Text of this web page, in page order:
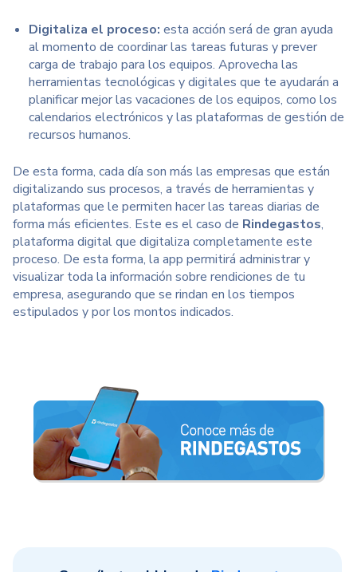
Digitaliza el proceso: esta acción será de gran ayuda
al momento de coordinar las tareas futuras y prever
carga de trabajo para los equipos. Aprovecha las
herramientas tecnológicas y digitales que te ayudarán a
planificar mejor las vacaciones de los equipos, como los
calendarios electrónicos y las plataformas de gestión de
recursos humanos.
De esta forma, cada día son más las empresas que están
digitalizando sus procesos, a través de herramientas y
plataformas que le permiten hacer las tareas diarias de
forma más eficientes. Este es el caso de Rindegastos,
plataforma digital que digitaliza completamente este
proceso. De esta forma, la app permitirá administrar y
visualizar toda la información sobre rendiciones de tu
empresa, asegurando que se rindan en los tiempos
estipulados y por los montos indicados.